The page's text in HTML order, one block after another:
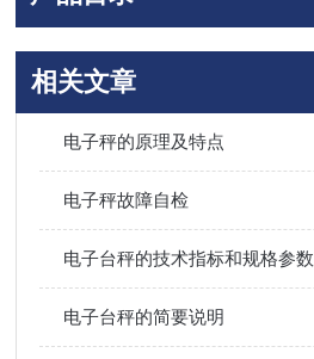
相关文章
电子秤的原理及特点
电子秤故障自检
电子台秤的技术指标和规格参数
电子台秤的简要说明